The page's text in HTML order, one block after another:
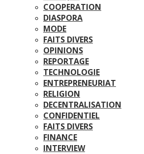
COOPERATION
DIASPORA
MODE
FAITS DIVERS
OPINIONS
REPORTAGE
TECHNOLOGIE
ENTREPRENEURIAT
RELIGION
DECENTRALISATION
CONFIDENTIEL
FAITS DIVERS
FINANCE
INTERVIEW